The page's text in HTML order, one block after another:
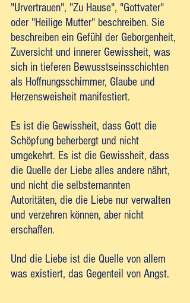
"Urvertrauen", "Zu Hause", "Gottvater"
oder "Heilige Mutter" beschreiben. Sie
beschreiben ein Gefühl der Geborgenheit,
Zuversicht und innerer Gewissheit, was
sich in tieferen Bewusstseinsschichten
als Hoffnungsschimmer, Glaube und
Herzensweisheit manifestiert.
Es ist die Gewissheit, dass Gott die
Schöpfung beherbergt und nicht
umgekehrt. Es ist die Gewissheit, dass
die Quelle der Liebe alles andere nährt,
und nicht die selbsternannten
Autoritäten, die die Liebe nur verwalten
und verzehren können, aber nicht
erschaffen.
Und die Liebe ist die Quelle von allem
was existiert, das Gegenteil von Angst.